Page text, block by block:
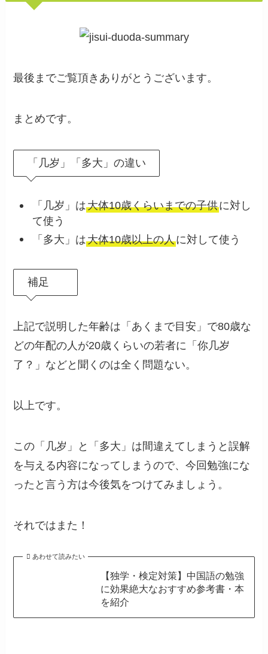
最後までご覧頂きありがとうございます。
まとめです。
「几岁」「多大」の違い
「几岁」は大体10歳くらいまでの子供に対し
て使う
「多大」は大体10歳以上の人に対して使う
補足
上記で説明した年齢は「あくまで目安」で80歳な
どの年配の人が20歳くらいの若者に「你几岁
了？」などと聞くのは全く問題ない。
以上です。
この「几岁」と「多大」は間違えてしまうと誤解
を与える内容になってしまうので、今回勉強にな
ったと言う方は今後気をつけてみましょう。
それではまた！
あわせて読みたい
【独学・検定対策】中国語の勉強
に効果絶大なおすすめ参考書・本
を紹介